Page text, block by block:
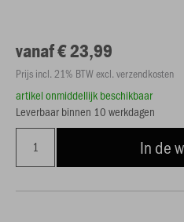
vanaf € 23,99
Prijs incl. 21% BTW excl. verzendkosten
artikel onmiddellijk beschikbaar
Leverbaar binnen 10 werkdagen
In de